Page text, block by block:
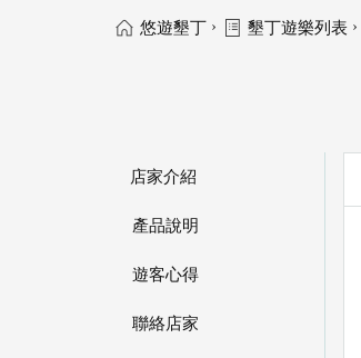
悠遊墾丁 › 墾丁遊樂列表 ›
店家介紹
產品說明
遊客心得
聯絡店家